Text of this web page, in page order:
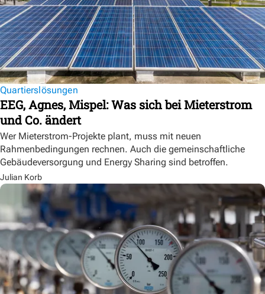
Quartierslösungen
EEG, Agnes, Mispel: Was sich bei Mieterstrom
und Co. ändert
Wer Mieterstrom-Projekte plant, muss mit neuen
Rahmenbedingungen rechnen. Auch die gemeinschaftliche
Gebäudeversorgung und Energy Sharing sind betroffen.
Julian Korb